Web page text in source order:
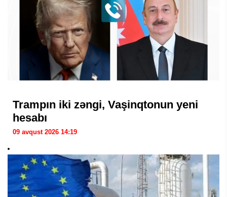
Trampın iki zəngi, Vaşinqtonun yeni
hesabı
09 avqust 2026 14:19